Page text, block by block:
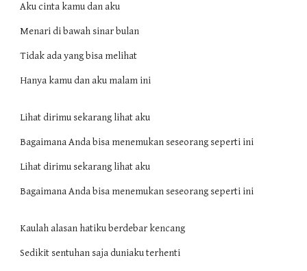
Aku cinta kamu dan aku
Menari di bawah sinar bulan
Tidak ada yang bisa melihat
Hanya kamu dan aku malam ini
Lihat dirimu sekarang lihat aku
Bagaimana Anda bisa menemukan seseorang seperti ini
Lihat dirimu sekarang lihat aku
Bagaimana Anda bisa menemukan seseorang seperti ini
Kaulah alasan hatiku berdebar kencang
Sedikit sentuhan saja duniaku terhenti